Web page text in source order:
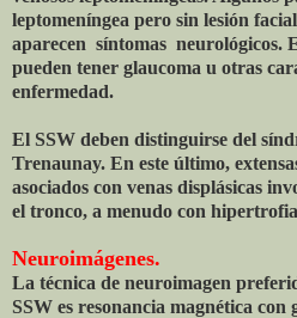
leptomeníngea pero sin lesión
aparecen síntomas neurológicos.
pueden tener glaucoma u otras
enfermedad.
El SSW deben distinguirse del
Trenaunay. En este último,
asociados con venas displásicas
el tronco, a menudo con
Neuroimágenes.
La técnica de neuroimagen
SSW es resonancia magnética